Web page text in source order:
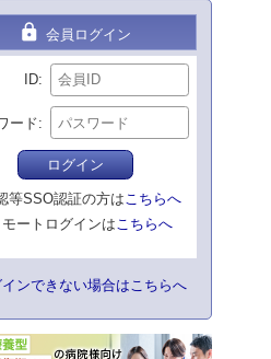
lock 会員ログイン
ID
ード
ログイン
等SSO認証の方はこちらへ
モートログインはこちらへ
インできない場合はこちらへ